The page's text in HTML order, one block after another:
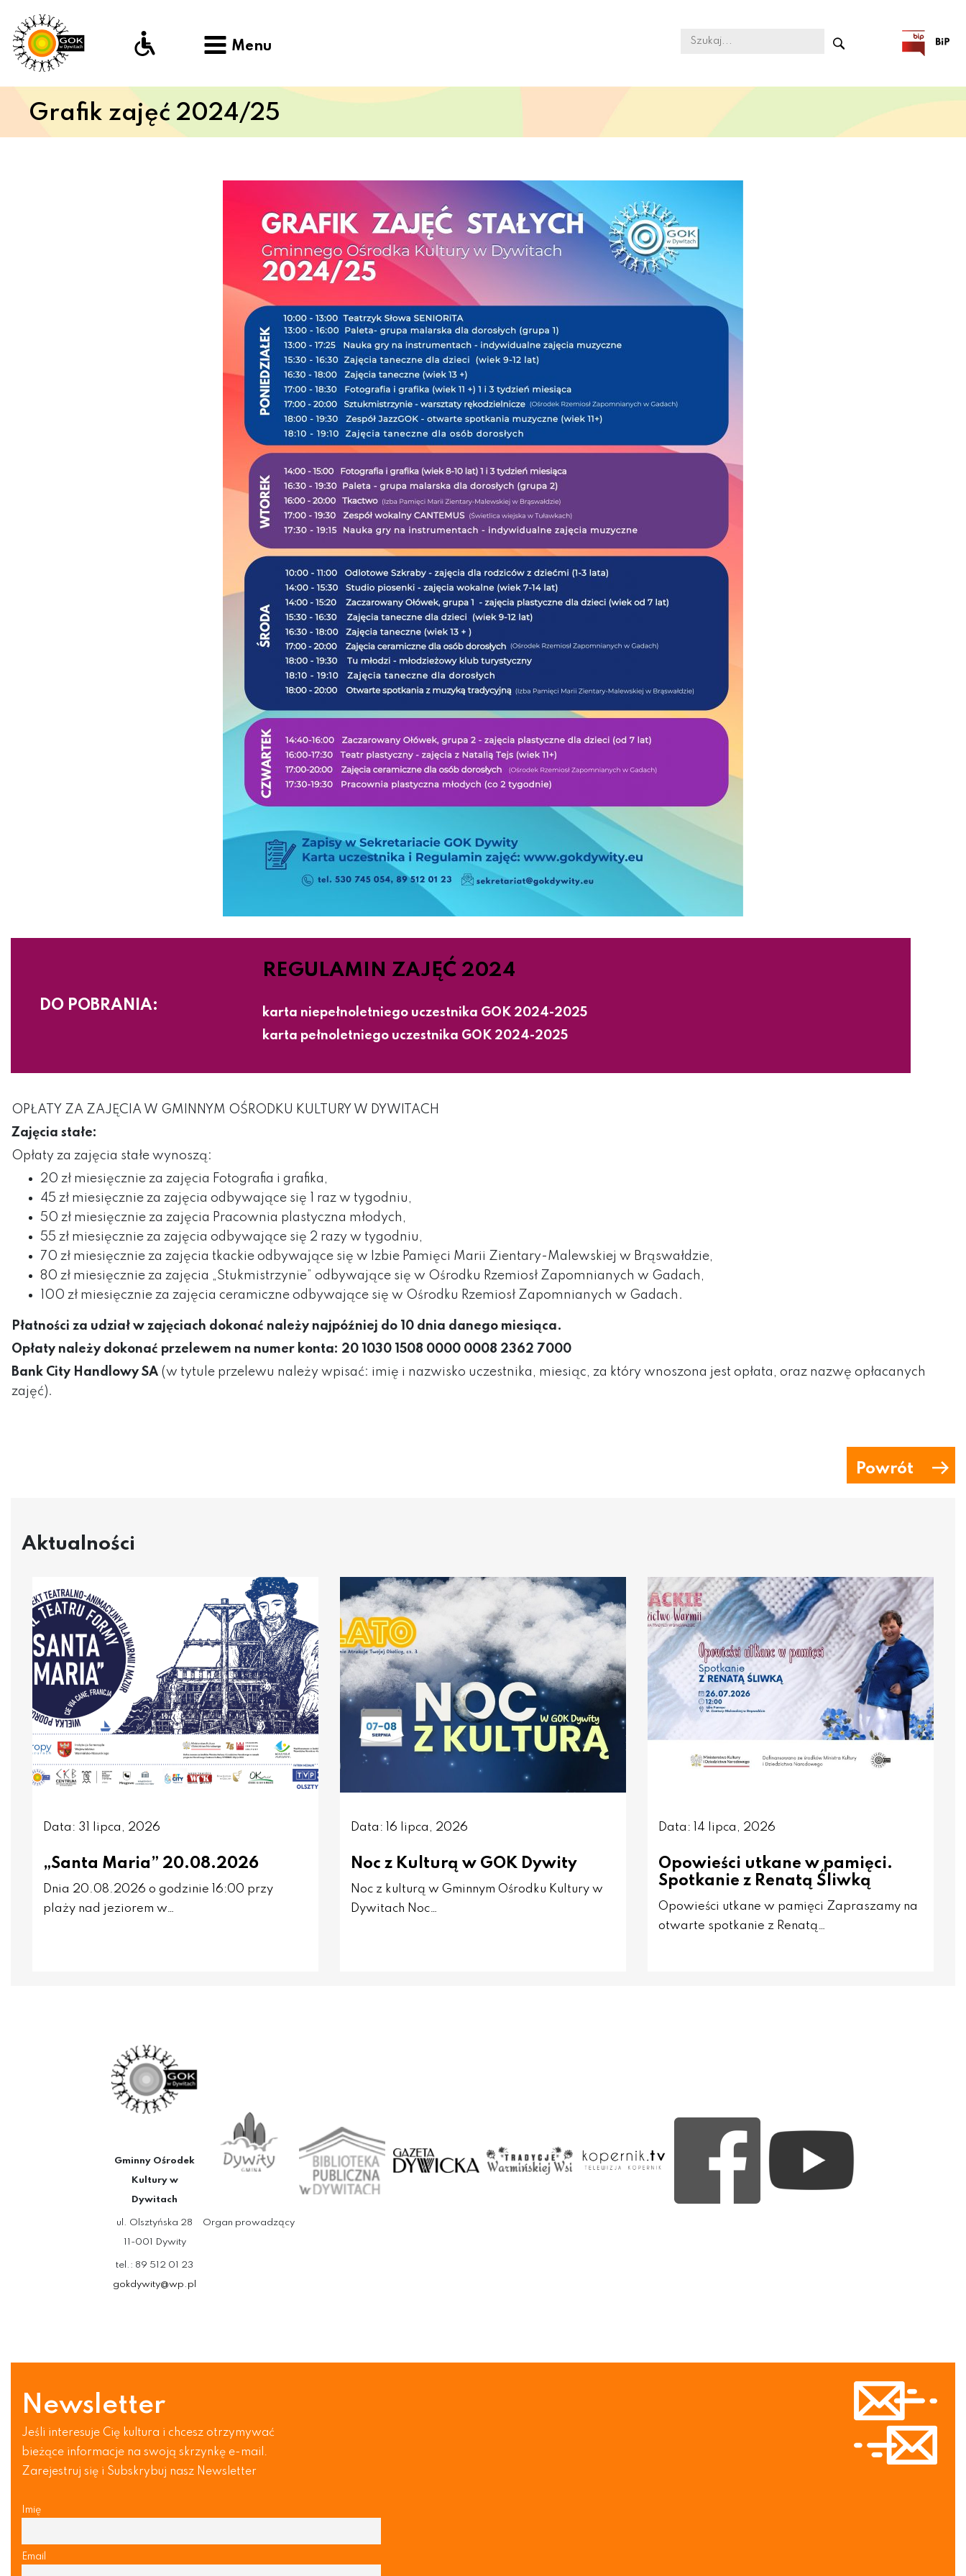
Menu
Grafik zajęć 2024/25
DO POBRANIA:
REGULAMIN ZAJĘĆ 2024
karta niepełnoletniego uczestnika GOK 2024-2025
karta pełnoletniego uczestnika GOK 2024-2025
OPŁATY ZA ZAJĘCIA W GMINNYM OŚRODKU KULTURY W DYWITACH
Zajęcia stałe:
Opłaty za zajęcia stałe wynoszą:
20 zł miesięcznie za zajęcia Fotografia i grafika,
45 zł miesięcznie za zajęcia odbywające się 1 raz w tygodniu,
50 zł miesięcznie za zajęcia Pracownia plastyczna młodych,
55 zł miesięcznie za zajęcia odbywające się 2 razy w tygodniu,
70 zł miesięcznie za zajęcia tkackie odbywające się w Izbie Pamięci Marii Zientary-Malewskiej w Brąswałdzie,
80 zł miesięcznie za zajęcia „Stukmistrzynie” odbywające się w Ośrodku Rzemiosł Zapomnianych w Gadach,
100 zł miesięcznie za zajęcia ceramiczne odbywające się w Ośrodku Rzemiosł Zapomnianych w Gadach.
Płatności za udział w zajęciach dokonać należy najpóźniej do 10 dnia danego miesiąca.
Opłaty należy dokonać przelewem na numer konta: 20 1030 1508 0000 0008 2362 7000
Bank City Handlowy SA (w tytule przelewu należy wpisać: imię i nazwisko uczestnika, miesiąc, za który wnoszona jest opłata, oraz nazwę opłacanych
zajęć).
Powrót
Aktualności
Data: 31 lipca, 2026
„Santa Maria” 20.08.2026
Dnia 20.08.2026 o godzinie 16:00 przy
plaży nad jeziorem w…
Data: 16 lipca, 2026
Noc z Kulturą w GOK Dywity
Noc z kulturą w Gminnym Ośrodku Kultury w
Dywitach Noc…
Data: 14 lipca, 2026
Opowieści utkane w pamięci.
Spotkanie z Renatą Śliwką
Opowieści utkane w pamięci Zapraszamy na
otwarte spotkanie z Renatą…
Gminny Ośrodek
Kultury w
Dywitach
ul. Olsztyńska 28
11-001 Dywity
tel.: 89 512 01 23
gokdywity@wp.pl
Organ prowadzący
Newsletter
Jeśli interesuje Cię kultura i chcesz otrzymywać
bieżące informacje na swoją skrzynkę e-mail.
Zarejestruj się i Subskrybuj nasz Newsletter
Imię
Email